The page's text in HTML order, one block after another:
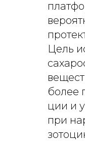
Цель
более
ции и
при